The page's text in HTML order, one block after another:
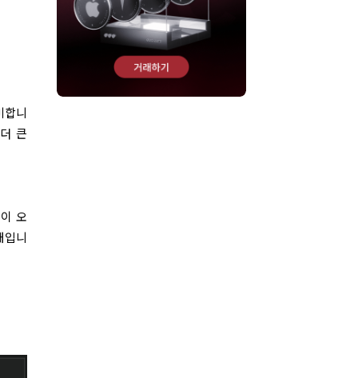
니
큰
오
니